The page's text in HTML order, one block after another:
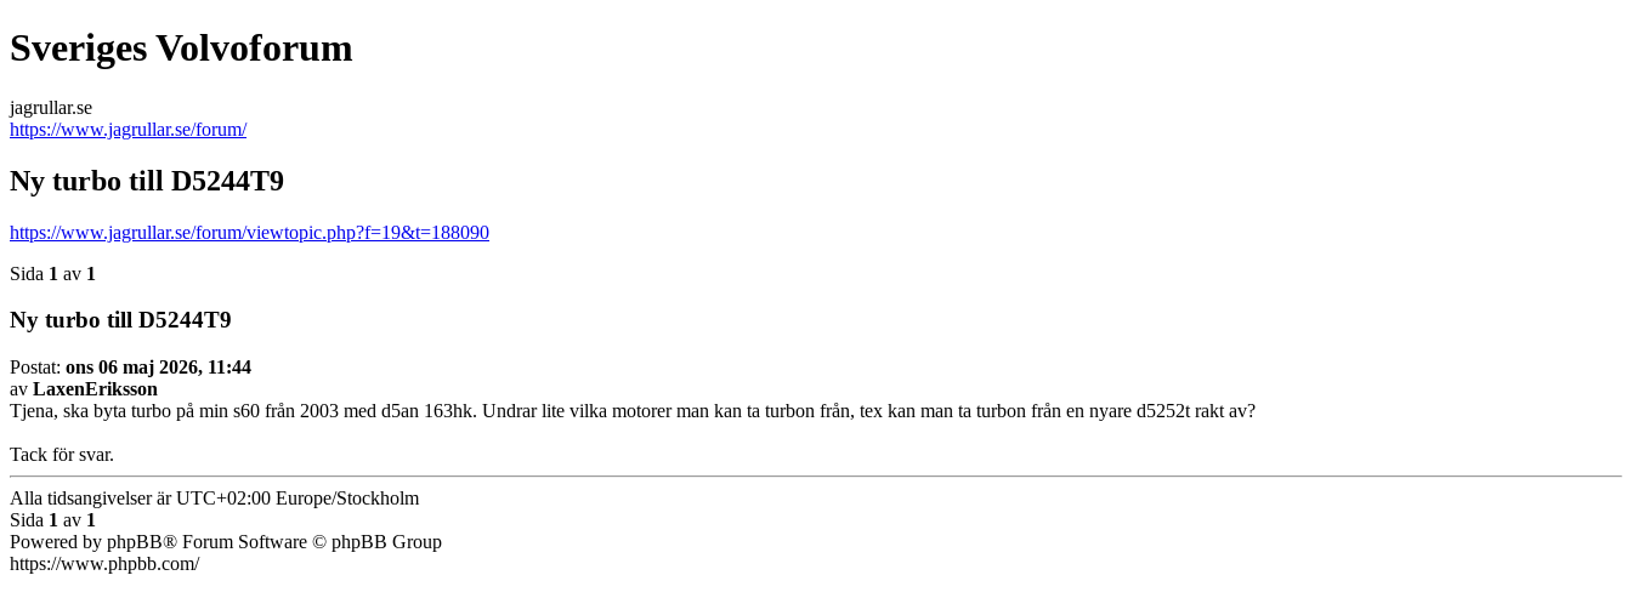
Sveriges Volvoforum
jagrullar.se
https://www.jagrullar.se/forum/
Ny turbo till D5244T9
https://www.jagrullar.se/forum/viewtopic.php?f=19&t=188090
Sida 1 av 1
Ny turbo till D5244T9
Postat: ons 06 maj 2026, 11:44
av LaxenEriksson
Tjena, ska byta turbo på min s60 från 2003 med d5an 163hk. Undrar lite vilka motorer man kan ta turbon från, tex kan man ta turbon från en nyare d5252t rakt av?
Tack för svar.
Alla tidsangivelser är UTC+02:00 Europe/Stockholm
Sida 1 av 1
Powered by phpBB® Forum Software © phpBB Group
https://www.phpbb.com/